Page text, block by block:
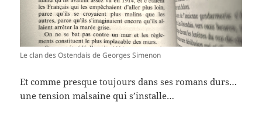
Le clan des Ostendais de Georges Simenon
Et comme presque toujours dans ses romans durs…
une tension malsaine qui s’installe…